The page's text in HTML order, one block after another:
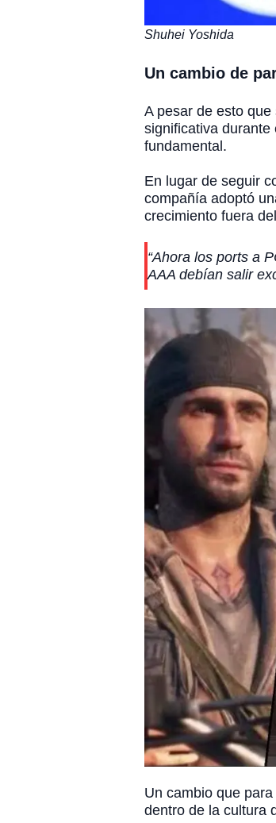
Shuhei Yoshida
Un cambio de
A pesar de esto
significativa durante
fundamental.
En lugar de seguir
compañía adoptó
crecimiento fuera
“Ahora los ports a
AAA debían salir
Un cambio que
dentro de la cultura